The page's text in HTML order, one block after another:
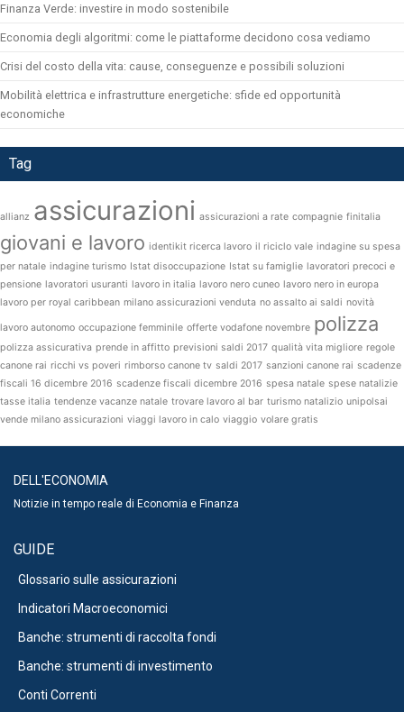
Finanza Verde: investire in modo sostenibile
Economia degli algoritmi: come le piattaforme decidono cosa vediamo
Crisi del costo della vita: cause, conseguenze e possibili soluzioni
Mobilità elettrica e infrastrutture energetiche: sfide ed opportunità
economiche
Tag
allianz assicurazioni assicurazioni a rate compagnie finitalia
giovani e lavoro identikit ricerca lavoro il riciclo vale indagine su spesa
per natale indagine turismo Istat disoccupazione Istat su famiglie lavoratori precoci e
pensione lavoratori usuranti lavoro in italia lavoro nero cuneo lavoro nero in europa
lavoro per royal caribbean milano assicurazioni venduta no assalto ai saldi novità
lavoro autonomo occupazione femminile offerte vodafone novembre polizza
polizza assicurativa prende in affitto previsioni saldi 2017 qualità vita migliore regole
canone rai ricchi vs poveri rimborso canone tv saldi 2017 sanzioni canone rai scadenze
fiscali 16 dicembre 2016 scadenze fiscali dicembre 2016 spesa natale spese natalizie
tasse italia tendenze vacanze natale trovare lavoro al bar turismo natalizio unipolsai
vende milano assicurazioni viaggi lavoro in calo viaggio volare gratis
DELL'ECONOMIA
Notizie in tempo reale di Economia e Finanza
GUIDE
Glossario sulle assicurazioni
Indicatori Macroeconomici
Banche: strumenti di raccolta fondi
Banche: strumenti di investimento
Conti Correnti